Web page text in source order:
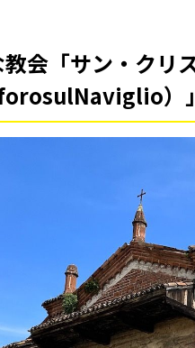
会「サン・クリ
）」